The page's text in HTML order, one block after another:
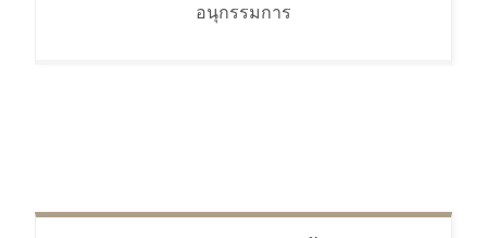
อนุกรรมการ